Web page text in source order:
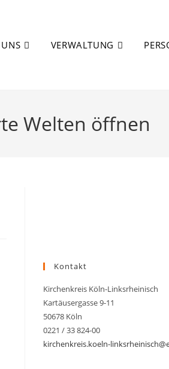
VERWALTUNG
Welten öffnen
Kontakt
Kirchenkreis Köln-Linksrheinisch
Kartäusergasse 9-11
50678 Köln
0221 / 33 824-00
kirchenkreis.koeln-